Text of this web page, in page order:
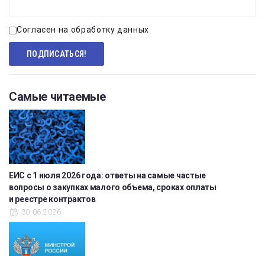
Согласен на обработку данных
Самые читаемые
ЕИС с 1 июля 2026 года: ответы на самые частые
вопросы о закупках малого объема, сроках оплаты
и реестре контрактов
30.06.2026